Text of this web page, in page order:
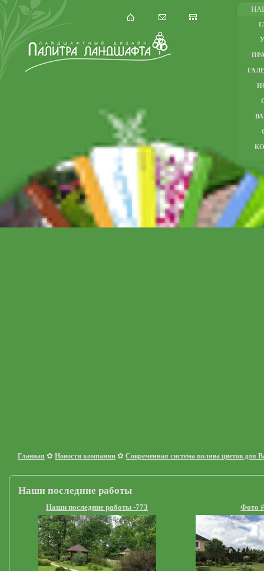
Главная ✿ Новости компании ✿ Современная система полива цветов для
Наши последние работы
Наши последние работы -773 Фото